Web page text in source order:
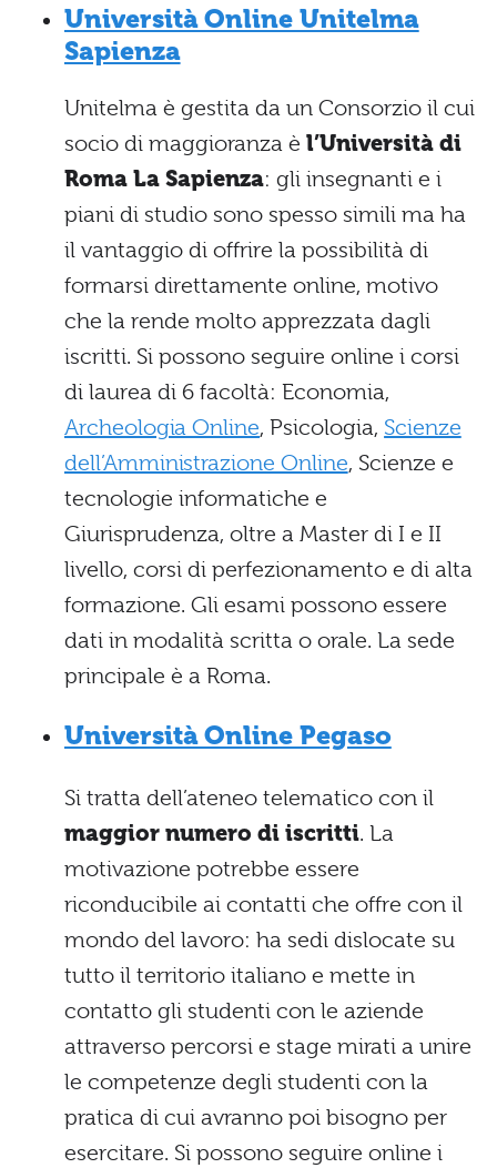
Università Online Unitelma
Sapienza
Unitelma è gestita da un Consorzio il cui
socio di maggioranza è l’Università di
Roma La Sapienza: gli insegnanti e i
piani di studio sono spesso simili ma ha
il vantaggio di offrire la possibilità di
formarsi direttamente online, motivo
che la rende molto apprezzata dagli
iscritti. Si possono seguire online i corsi
di laurea di 6 facoltà: Economia,
Archeologia Online, Psicologia, Scienze
dell’Amministrazione Online, Scienze e
tecnologie informatiche e
Giurisprudenza, oltre a Master di I e II
livello, corsi di perfezionamento e di alta
formazione. Gli esami possono essere
dati in modalità scritta o orale. La sede
principale è a Roma.
Università Online Pegaso
Si tratta dell’ateneo telematico con il
maggior numero di iscritti. La
motivazione potrebbe essere
riconducibile ai contatti che offre con il
mondo del lavoro: ha sedi dislocate su
tutto il territorio italiano e mette in
contatto gli studenti con le aziende
attraverso percorsi e stage mirati a unire
le competenze degli studenti con la
pratica di cui avranno poi bisogno per
esercitare. Si possono seguire online i